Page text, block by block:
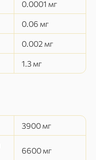
0.0001 мг
0.06 мг
0.002 мг
1.3 мг
3900 мг
6600 мг